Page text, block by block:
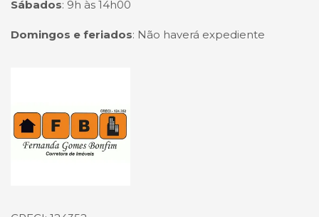
Sábados: 9h às 14h00
Domingos e feriados: Não haverá expediente